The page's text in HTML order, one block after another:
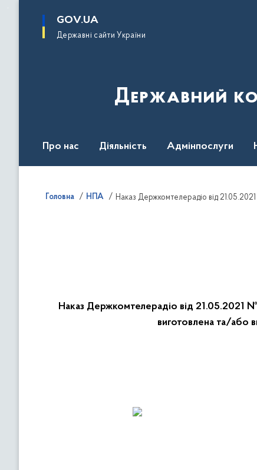
основного
GOV.UA
Державні сайти України
Державний
Про нас Діяльність Адмінпослуги
Головна НПА
Наказ Держкомтелерадіо від 21.05.2021 №
виготовлена та/або